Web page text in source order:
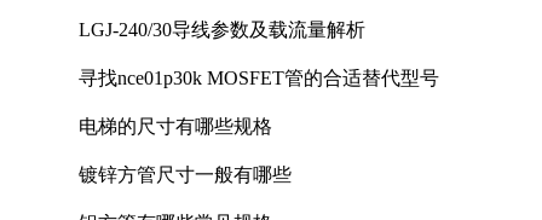
LGJ-240/30导线参数及载流量解析
寻找nce01p30k MOSFET管的合适替代型号
电梯的尺寸有哪些规格
镀锌方管尺寸一般有哪些